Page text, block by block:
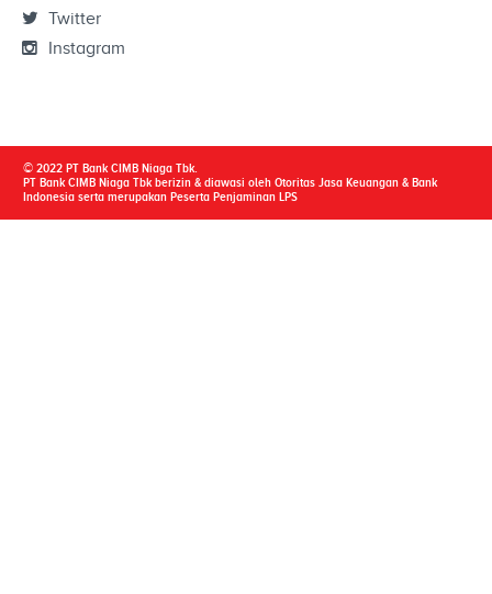
Twitter
Instagram
© 2022 PT Bank CIMB Niaga Tbk.
PT Bank CIMB Niaga Tbk berizin & diawasi oleh Otoritas Jasa Keuangan & Bank
Indonesia serta merupakan Peserta Penjaminan LPS